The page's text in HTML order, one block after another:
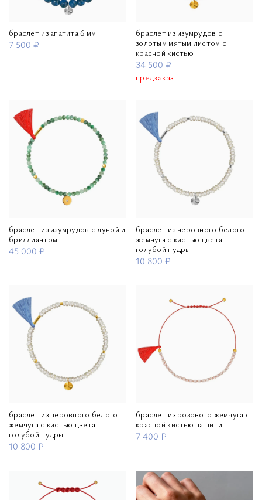
браслет из апатита 6 мм
7 500 ₽
браслет из изумрудов с
золотым мятым листом с
красной кистью
34 500 ₽
предзаказ
браслет из изумрудов с луной и
бриллиантом
45 000 ₽
браслет из неровного белого
жемчуга с кистью цвета
голубой пудры
10 800 ₽
браслет из неровного белого
жемчуга с кистью цвета
голубой пудры
10 800 ₽
браслет из розового жемчуга с
красной кистью на нити
7 400 ₽